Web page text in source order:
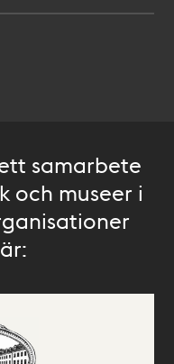
samarbete
och museer i